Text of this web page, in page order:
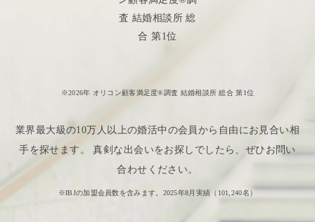
※2026年 オリコン顧客満足度®調査 結婚相談所 総合 第1位
業界最大級の10万人以上の婚活中の会員から自由にお見合い相
手を探せます。 真剣な出会いをお探しでしたら、ぜひお問い
合わせください。
※IBJの加盟会員数を含みます。2025年8月実績（ 101,240名）